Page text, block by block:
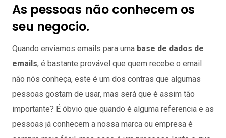
As pessoas não conhecem os
seu negocio.
Quando enviamos emails para uma base de dados de
emails, é bastante provável que quem recebe o email
não nós conheça, este é um dos contras que algumas
pessoas gostam de usar, mas será que é assim tão
importante? É óbvio que quando é alguma referencia e as
pessoas já conhecem a nossa marca ou empresa é